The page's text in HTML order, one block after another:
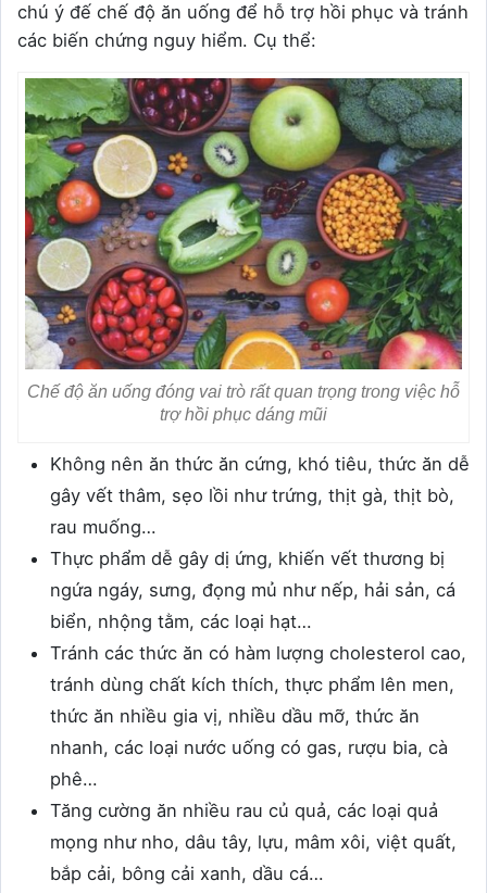
chú ý đế chế độ ăn uống để hỗ trợ hồi phục và tránh
các biến chứng nguy hiểm. Cụ thể:
Chế độ ăn uống đóng vai trò rất quan trọng trong việc hỗ
trợ hồi phục dáng mũi
Không nên ăn thức ăn cứng, khó tiêu, thức ăn dễ
gây vết thâm, sẹo lồi như trứng, thịt gà, thịt bò,
rau muống…
Thực phẩm dễ gây dị ứng, khiến vết thương bị
ngứa ngáy, sưng, đọng mủ như nếp, hải sản, cá
biển, nhộng tằm, các loại hạt…
Tránh các thức ăn có hàm lượng cholesterol cao,
tránh dùng chất kích thích, thực phẩm lên men,
thức ăn nhiều gia vị, nhiều dầu mỡ, thức ăn
nhanh, các loại nước uống có gas, rượu bia, cà
phê…
Tăng cường ăn nhiều rau củ quả, các loại quả
mọng như nho, dâu tây, lựu, mâm xôi, việt quất,
bắp cải, bông cải xanh, dầu cá…